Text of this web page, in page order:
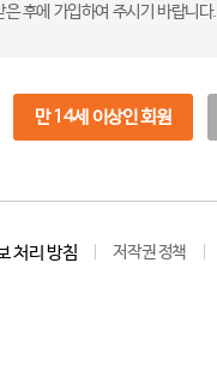
후에 가입하여 주시기 바랍니다.
만 14세 이상인 회원
처리 방침 저작권 정책